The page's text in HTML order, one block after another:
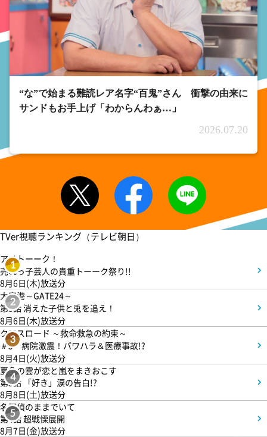
“な”で始まる難読レア名字“百鬼”さん 衝撃の由来に
サンドもお手上げ「わからんわぁ…」
2026.07.20
TVer視聴ランキング（テレビ朝日）
1
アメトーーク！
売れっ子芸人の貴重トーーク祭り!!
8月6日(木)放送分
2
大空港～GATE24～
第3話 消えた子供と兎を追え！
8月6日(木)放送分
3
クロスロード ～救命救急の約束～
＃5 病院激震！パワハラ＆医療事故!?
8月4日(火)放送分
4
夏色の雲が恋と嵐をまきおこす
第5話 「好き」涙の告白!?
8月8日(土)放送分
5
名探偵のままでいて
第4話 超戦慄展開
8月7日(金)放送分